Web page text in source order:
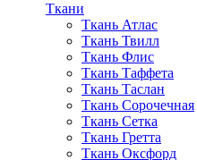
Ткани
Ткань Атлас
Ткань Твилл
Ткань Флис
Ткань Таффета
Ткань Таслан
Ткань Сорочечная
Ткань Сетка
Ткань Гретта
Ткань Оксфорд